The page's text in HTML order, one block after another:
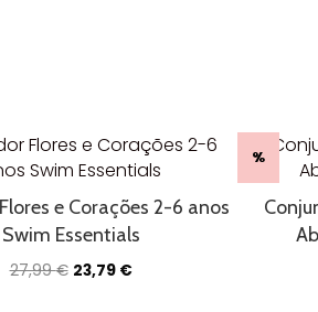
e Corações 2-6 anos
Swim Essentials
27,99€ O
23,79 €O
%